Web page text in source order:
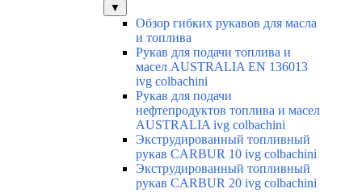
▼
Обзор гибких рукавов для масла
и топлива
Рукав для подачи топлива и
масел AUSTRALIA EN 136013
ivg colbachini
Рукав для подачи
нефтепродуктов топлива и масел
AUSTRALIA ivg colbachini
Экструдированный топливный
рукав CARBUR 10 ivg colbachini
Экструдированный топливный
рукав CARBUR 20 ivg colbachini